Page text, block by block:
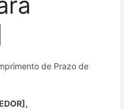
de Prazo de